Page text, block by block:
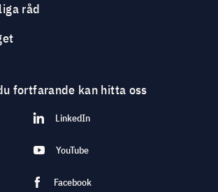
råd
fortfarande kan hitta oss
LinkedIn
YouTube
Facebook